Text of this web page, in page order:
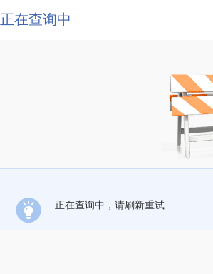
正在查询中
正在查询中，请刷新重试